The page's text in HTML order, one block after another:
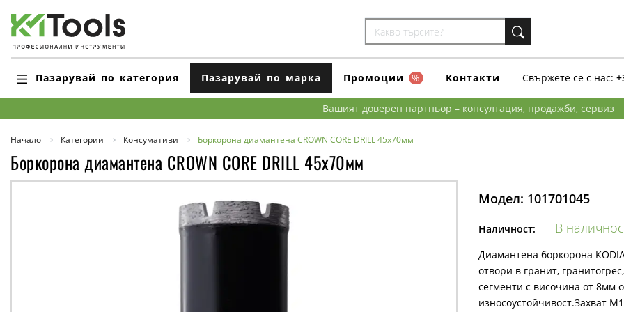
Пазарувай по категория Пазарувай по марка Промоции % Контакти Свържете се с нас:
Вашият доверен партньор – консултация, продажби, сервиз
Начало Категории Консумативи Боркорона диамантeна CROWN CORE DRILL 45х70мм
Боркорона диамантeна CROWN CORE DRILL 45х70мм
Модел: 101701045
Наличност: В
Диамантена боркорона
отвори в гранит,
сегменти с височина от 8мм
износоустойчивост.Захват